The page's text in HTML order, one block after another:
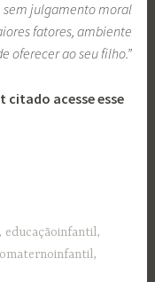
julgamento moral
fatores, ambiente
oferecer ao seu filho.”
citado acesse esse
, educaçãoinfantil,
,